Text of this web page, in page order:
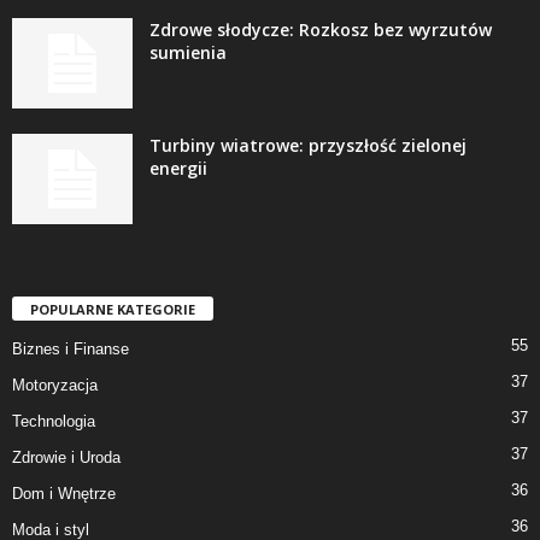
Zdrowe słodycze: Rozkosz bez wyrzutów
sumienia
Turbiny wiatrowe: przyszłość zielonej
energii
POPULARNE KATEGORIE
Biznes i Finanse 55
Motoryzacja 37
Technologia 37
Zdrowie i Uroda 37
Dom i Wnętrze 36
Moda i styl 36